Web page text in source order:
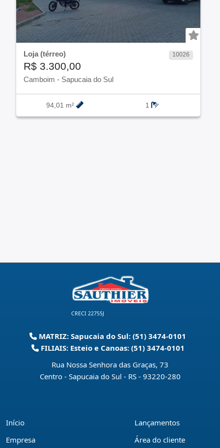
Loja (térreo) 10026
R$ 3.300,00
Camboim - Sapucaia do Sul
94,01 m² 1
CRECI 22755J
MATRIZ: Sapucaia do Sul: (51) 3474-0101
FILIAIS: Esteio e Canoas: (51) 3474-0101
Rua Nossa Senhora das Graças, 73
Centro - Sapucaia do Sul - RS - 93220-280
Início
Empresa
Lançamentos
Área do cliente